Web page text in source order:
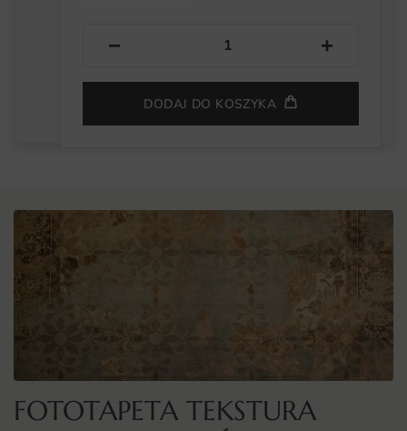
− +
DODAJ DO KOSZYKA
FOTOTAPETA TEKSTURA